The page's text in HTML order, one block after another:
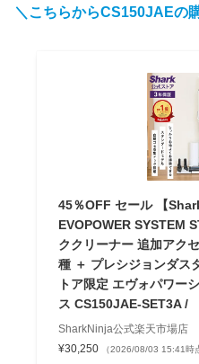
＼こちらからCS150JAEの
45％OFF セール 【
EVOPOWER SYSTEM
ククリーナー 追加アク
種 ＋ プレシジョンダス
トア限定 エヴォパワー
ス CS150JAE-SET3A /
SharkNinja公式楽天市場店
¥30,250
（2026/08/03 15:41時